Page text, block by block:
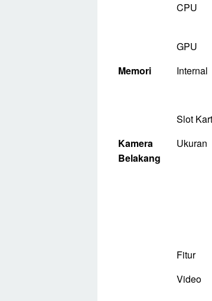
CPU
GPU
Memori
Internal
Slot
Kamera
Belakang
Ukuran
Fitur
Video